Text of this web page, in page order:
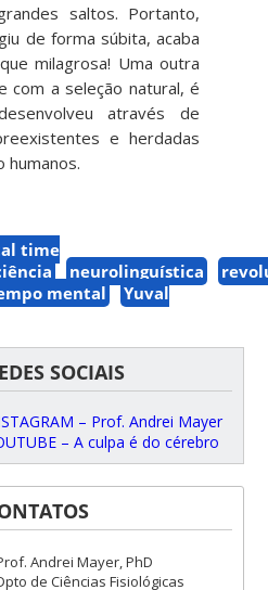
saltos. Portanto,
de forma súbita, acaba
milagrosa! Uma outra
com a seleção natural, é
através de
e herdadas
humanos.
time
neurolinguística
mental
Yuval
SOCIAIS
– Prof. Andrei Mayer
– A culpa é do cérebro
Andrei Mayer, PhD
de Ciências Fisiológicas